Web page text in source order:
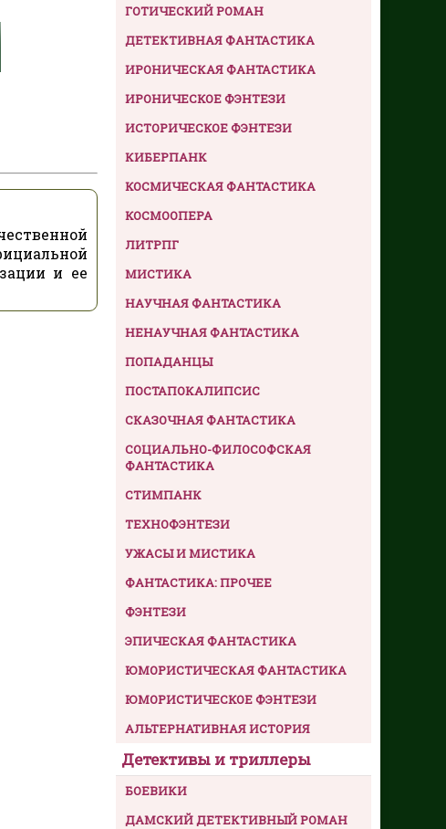
и ее
ГОТИЧЕСКИЙ РОМАН
ДЕТЕКТИВНАЯ ФАНТАСТИКА
ИРОНИЧЕСКАЯ ФАНТАСТИКА
ИРОНИЧЕСКОЕ ФЭНТЕЗИ
ИСТОРИЧЕСКОЕ ФЭНТЕЗИ
КИБЕРПАНК
КОСМИЧЕСКАЯ ФАНТАСТИКА
КОСМООПЕРА
ЛИТРПГ
МИСТИКА
НАУЧНАЯ ФАНТАСТИКА
НЕНАУЧНАЯ ФАНТАСТИКА
ПОПАДАНЦЫ
ПОСТАПОКАЛИПСИС
СКАЗОЧНАЯ ФАНТАСТИКА
СОЦИАЛЬНО-ФИЛОСОФСКАЯ
ФАНТАСТИКА
СТИМПАНК
ТЕХНОФЭНТЕЗИ
УЖАСЫ И МИСТИКА
ФАНТАСТИКА: ПРОЧЕЕ
ФЭНТЕЗИ
ЭПИЧЕСКАЯ ФАНТАСТИКА
ЮМОРИСТИЧЕСКАЯ ФАНТАСТИКА
ЮМОРИСТИЧЕСКОЕ ФЭНТЕЗИ
АЛЬТЕРНАТИВНАЯ ИСТОРИЯ
Детективы и триллеры
БОЕВИКИ
ДАМСКИЙ ДЕТЕКТИВНЫЙ РОМАН